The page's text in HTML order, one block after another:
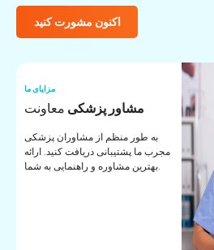
اکنون مشورت کنید
مزایای ما
مشاور پزشکی معاونت
به طور منظم از مشاوران پزشکی
مجرب ما پشتیبانی دریافت کنید. ارائه
بهترین مشاوره و راهنمایی به شما.